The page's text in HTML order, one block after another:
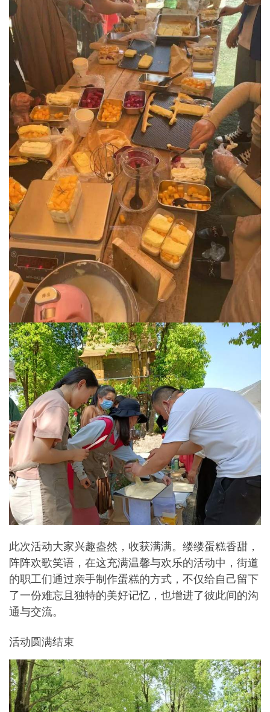
此次活动大家兴趣盎然，收获满满。缕缕蛋糕香甜，
阵阵欢歌笑语，在这充满温馨与欢乐的活动中，街道
的职工们通过亲手制作蛋糕的方式，不仅给自己留下
了一份难忘且独特的美好记忆，也增进了彼此间的沟
通与交流。
活动圆满结束